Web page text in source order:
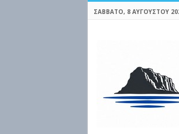
ΣΆΒΒΑΤΟ, 8 ΑΥΓΟΎΣΤΟΥ